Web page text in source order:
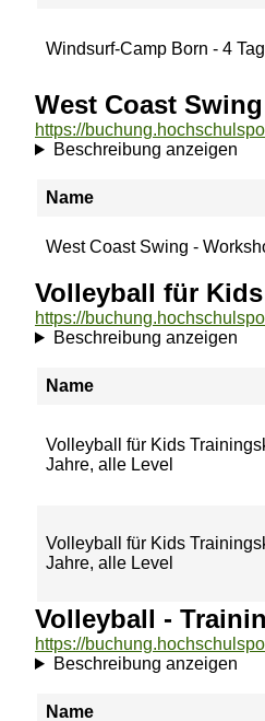
Windsurf-Camp Born - 4
West Coast
Beschreibung anzeigen
Name
West Coast Swing -
Volleyball für Kids
Beschreibung anzeigen
Name
Volleyball für Kids
Jahre, alle Level
Volleyball für Kids
Jahre, alle Level
Volleyball -
Beschreibung anzeigen
Name